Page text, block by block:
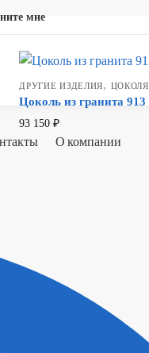
мне
О компании
ДРУГИЕ ИЗДЕЛИЯ, ЦОКОЛЯ
Цоколь из гранита 913
93 150₽